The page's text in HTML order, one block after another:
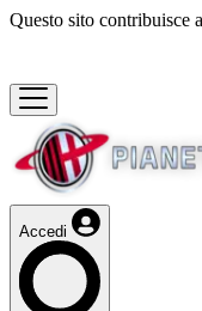
Questo sito contribuisce
Accedi